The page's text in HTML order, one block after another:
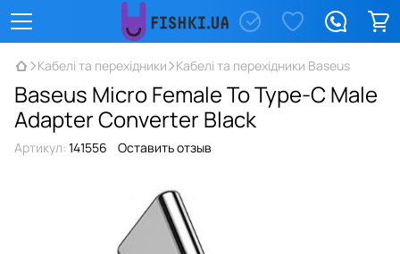
Кабелі та перехідники Кабелі та перехідники Baseus
Baseus Micro Female To Type-C Male
Adapter Converter Black
Артикул: 141556 Оставить отзыв